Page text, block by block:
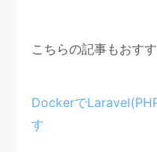
こちらの記事もおすす
Dockerで
す